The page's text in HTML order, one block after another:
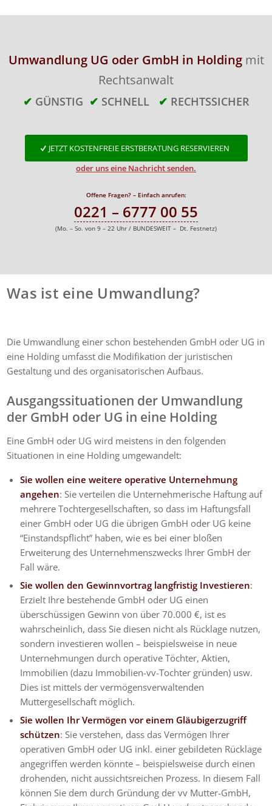
Umwandlung UG oder GmbH in Holding mit
Rechtsanwalt
✔ GÜNSTIG ✔ SCHNELL ✔ RECHTSSICHER
JETZT KOSTENFREIE ERSTBERATUNG RESERVIEREN
oder uns eine Nachricht senden.
Offene Fragen? – Einfach anrufen:
0221 – 6777 00 55
(Mo. – So. von 9 – 22 Uhr / BUNDESWEIT – Dt. Festnetz)
Was ist eine Umwandlung?
Die Umwandlung einer schon bestehenden GmbH oder UG in
eine Holding umfasst die Modifikation der juristischen
Gestaltung und des organisatorischen Aufbaus.
Ausgangssituationen der Umwandlung
der GmbH oder UG in eine Holding
Eine GmbH oder UG wird meistens in den folgenden
Situationen in eine Holding umgewandelt:
Sie wollen eine weitere operative Unternehmung
angehen: Sie verteilen die Unternehmerische Haftung auf
mehrere Tochtergesellschaften, so dass im Haftungsfall
einer GmbH oder UG die übrigen GmbH oder UG keine
“Einstandspflicht” haben, wie es bei einer bloßen
Erweiterung des Unternehmenszwecks Ihrer GmbH der
Fall wäre.
Sie wollen den Gewinnvortrag langfristig Investieren:
Erzielt Ihre bestehende GmbH oder UG einen
überschüssigen Gewinn von über 70.000 €, ist es
wahrscheinlich, dass Sie diesen nicht als Rücklage nutzen,
sondern investieren wollen – beispielsweise in neue
Unternehmungen durch operative Töchter, Aktien,
Immobilien (dazu Immobilien-vv-Tochter gründen) usw.
Dies ist mittels der vermögensverwaltenden
Muttergesellschaft möglich.
Sie wollen Ihr Vermögen vor einem Gläubigerzugriff
schützen: Sie verstehen, dass das Vermögen Ihrer
operativen GmbH oder UG inkl. einer gebildeten Rücklage
angegriffen werden könnte – beispielsweise durch einen
drohenden, nicht aussichtsreichen Prozess. In diesem Fall
können Sie dem durch Gründung der vv Mutter-GmbH,